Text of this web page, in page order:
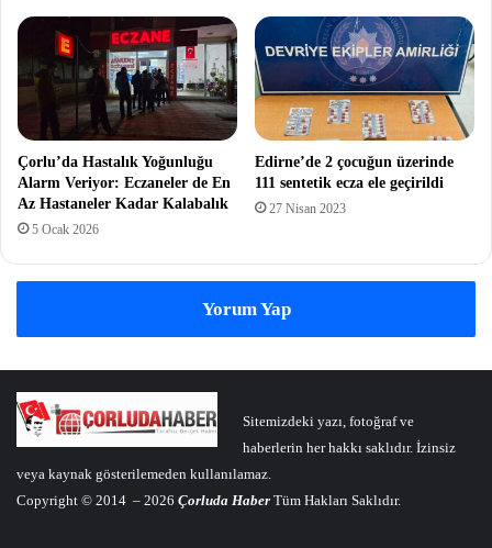
Çorlu’da Hastalık Yoğunluğu
Alarm Veriyor: Eczaneler de En
Az Hastaneler Kadar Kalabalık
5 Ocak 2026
Edirne’de 2 çocuğun üzerinde
111 sentetik ecza ele geçirildi
27 Nisan 2023
Yorum Yap
Sitemizdeki yazı, fotoğraf ve
haberlerin her hakkı saklıdır. İzinsiz
veya kaynak gösterilemeden kullanılamaz.
Copyright © 2014 – 2026 Çorluda Haber Tüm Hakları Saklıdır.